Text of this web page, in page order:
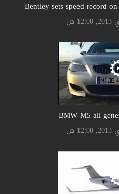
Bentley sets speed record
BMW M5 all